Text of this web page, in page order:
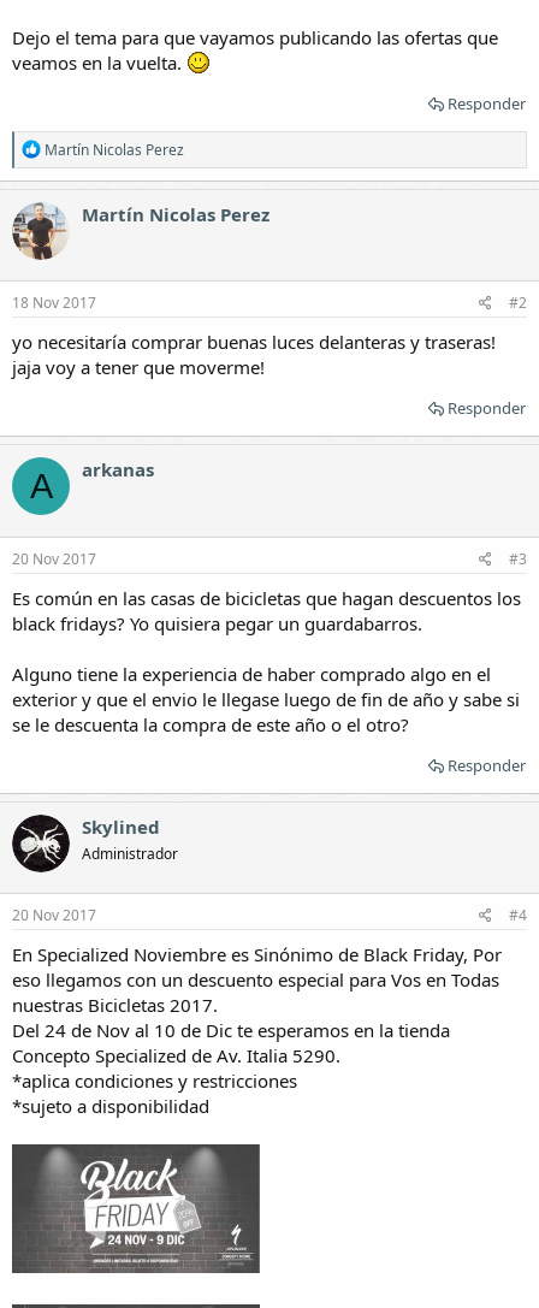
Dejo el tema para que vayamos publicando las ofertas que
veamos en la vuelta.
Responder
R
e
a
c
c
i
o
n
e
:
Martín Nicolas Perez
Martín Nicolas Perez
18 Nov 2017 #2
yo necesitaría comprar buenas luces delanteras y traseras!
jaja voy a tener que moverme!
Responder
A arkanas
20 Nov 2017 #3
Es común en las casas de bicicletas que hagan descuentos los
black fridays? Yo quisiera pegar un guardabarros.
Alguno tiene la experiencia de haber comprado algo en el
exterior y que el envio le llegase luego de fin de año y sabe si
se le descuenta la compra de este año o el otro?
Responder
Skylined
Administrador
20 Nov 2017 #4
En Specialized Noviembre es Sinónimo de Black Friday, Por
eso llegamos con un descuento especial para Vos en Todas
nuestras Bicicletas 2017.
Del 24 de Nov al 10 de Dic te esperamos en la tienda
Concepto Specialized de Av. Italia 5290.
*aplica condiciones y restricciones
*sujeto a disponibilidad